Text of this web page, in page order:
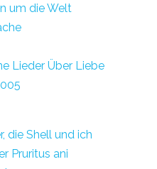
um die Welt
Lieder Über Liebe
die Shell und ich
Pruritus ani